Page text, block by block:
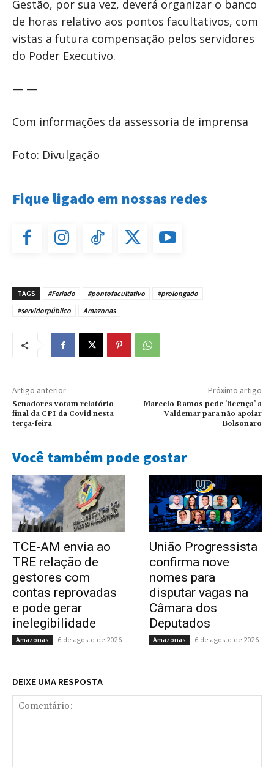
Gestão, por sua vez, deverá organizar o banco
de horas relativo aos pontos facultativos, com
vistas a futura compensação pelos servidores
do Poder Executivo.
— —
Com informações da assessoria de imprensa
Foto: Divulgação
Fique ligado em nossas redes
TAGS #Feriado #pontofacultativo
#prolongado
#servidorpúblico
Amazonas
Artigo anterior
Senadores votam relatório
final da CPI da Covid nesta
terça-feira
Próximo artigo
Marcelo Ramos pede ‘licença’ a
Valdemar para não apoiar
Bolsonaro
Você também pode gostar
TCE-AM envia ao
TRE relação de
gestores com
contas reprovadas
e pode gerar
inelegibilidade
Amazonas 6 de agosto de 2026
União Progressista
confirma nove
nomes para
disputar vagas na
Câmara dos
Deputados
Amazonas 6 de agosto de 2026
DEIXE UMA RESPOSTA